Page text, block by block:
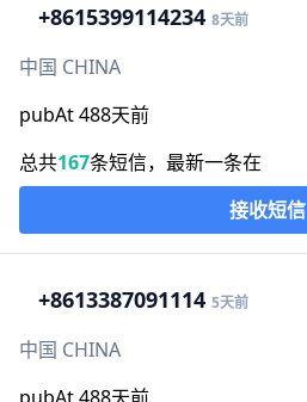
+8615399114234 8天前
中国 CHINA
pubAt 488天前
总共167条短信，最新一条在
接收短信
+8613387091114 5天前
中国 CHINA